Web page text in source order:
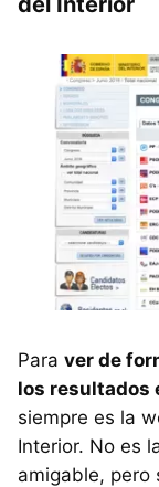
Para ver de
los resultados
siempre es la
Interior. No es
amigable, pero